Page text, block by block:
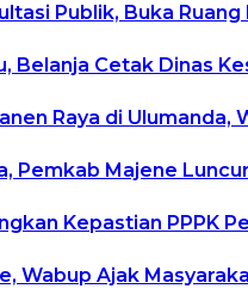
Publik, Buka
Belanja Cetak Dinas
Raya di Ulumanda,
Pemkab Majene
Kepastian PPPK
Wabup Ajak